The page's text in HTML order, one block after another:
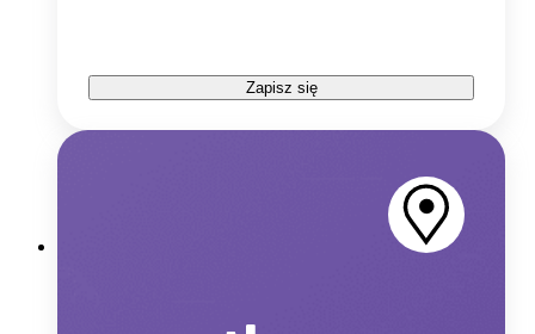
Zapisz się